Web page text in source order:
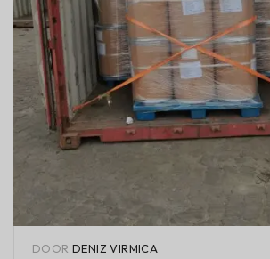
DOOR DENIZ VIRMICA